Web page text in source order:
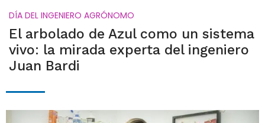
DÍA DEL INGENIERO AGRÓNOMO
El arbolado de Azul como un sistema
vivo: la mirada experta del ingeniero
Juan Bardi